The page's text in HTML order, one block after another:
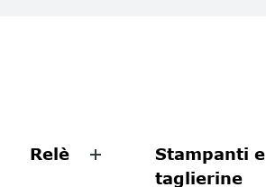
Relè
Stampanti e
taglierine